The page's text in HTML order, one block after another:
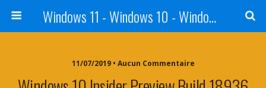
Windows 11 - Windows 10 - Windows 8 - Windows 7 - VISTA
11/07/2019 • Aucun Commentaire